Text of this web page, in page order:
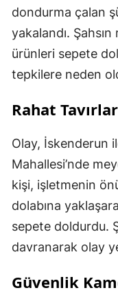
dondurma çalan
yakalandı.
ürünleri sepete
tepkilere neden
Rahat
Olay, İskenderun
Mahallesi’nde
kişi, işletmenin
dolabına
sepete doldurdu.
davranarak olay
Güvenlik